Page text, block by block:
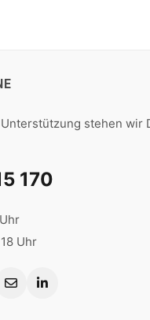
stehen wir
170
Uhr